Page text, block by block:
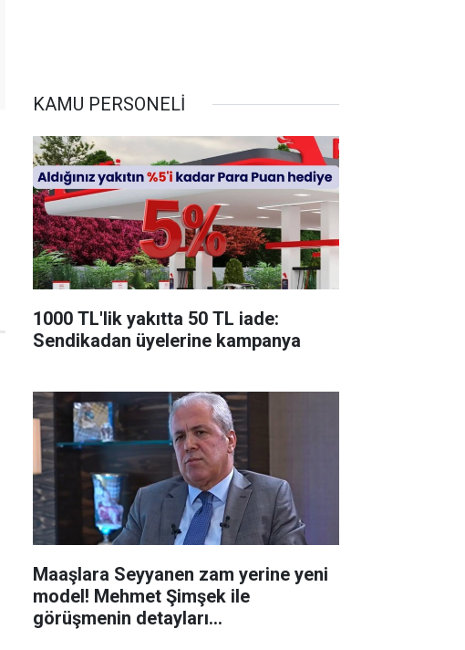
KAMU PERSONELİ
1000 TL'lik yakıtta 50 TL iade:
Sendikadan üyelerine kampanya
Maaşlara Seyyanen zam yerine yeni
model! Mehmet Şimşek ile
görüşmenin detayları...